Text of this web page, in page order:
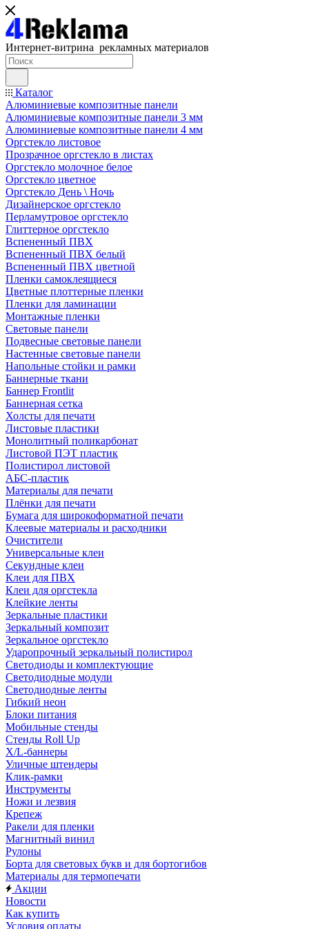
Интернет-витрина рекламных материалов
Каталог
Алюминиевые композитные панели
Алюминиевые композитные панели 3 мм
Алюминиевые композитные панели 4 мм
Оргстекло листовое
Прозрачное оргстекло в листах
Оргстекло молочное белое
Оргстекло цветное
Оргстекло День \ Ночь
Дизайнерское оргстекло
Перламутровое оргстекло
Глиттерное оргстекло
Вспененный ПВХ
Вспененный ПВХ белый
Вспененный ПВХ цветной
Пленки самоклеящиеся
Цветные плоттерные пленки
Пленки для ламинации
Монтажные пленки
Световые панели
Подвесные световые панели
Настенные световые панели
Напольные стойки и рамки
Баннерные ткани
Баннер Frontlit
Баннерная сетка
Холсты для печати
Листовые пластики
Монолитный поликарбонат
Листовой ПЭТ пластик
Полистирол листовой
АБС-пластик
Материалы для печати
Плёнки для печати
Бумага для широкоформатной печати
Клеевые материалы и расходники
Очистители
Универсальные клеи
Секундные клеи
Клеи для ПВХ
Клеи для оргстекла
Клейкие ленты
Зеркальные пластики
Зеркальный композит
Зеркальное оргстекло
Ударопрочный зеркальный полистирол
Светодиоды и комплектующие
Светодиодные модули
Светодиодные ленты
Гибкий неон
Блоки питания
Мобильные стенды
Стенды Roll Up
X/L-баннеры
Уличные штендеры
Клик-рамки
Инструменты
Ножи и лезвия
Крепеж
Ракели для пленки
Магнитный винил
Рулоны
Борта для световых букв и для бортогибов
Материалы для термопечати
Акции
Новости
Как купить
Условия оплаты